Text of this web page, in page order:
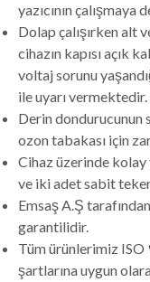
yazıcının
Dolap çalışırken alt
cihazın kapısı açık
voltaj sorunu
ile uyarı vermektedir.
Derin dondurucunun
ozon tabakası için
Cihaz üzerinde
ve iki adet sabit
Emsaş A.Ş
garantilidir.
Tüm ürünlerimiz
şartlarına uygun